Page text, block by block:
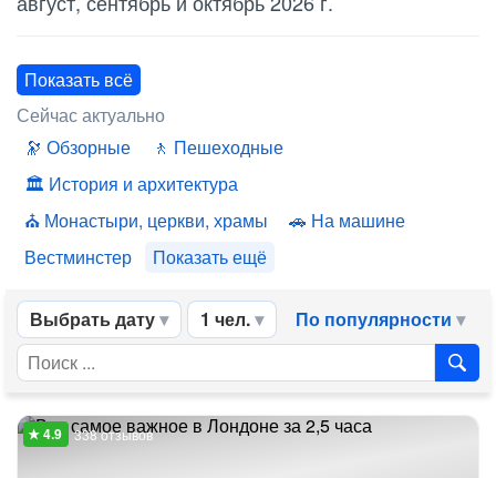
Показать всё
Сейчас актуально
Обзорные
Пешеходные
История и архитектура
Монастыри, церкви, храмы
На машине
Вестминстер
Показать ещё
Выбрать дату 1 чел. По популярности
338 отзывов